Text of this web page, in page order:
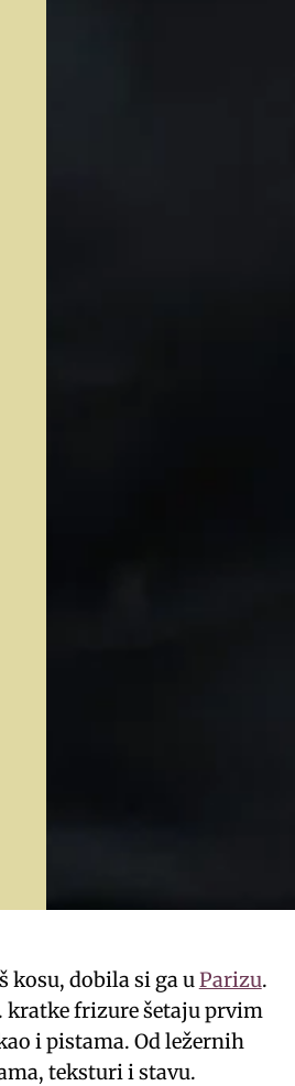
kosu, dobila si ga uParizu.
kratke frizure šetaju prvim
i pistama. Od ležernih
teksturi i stavu.